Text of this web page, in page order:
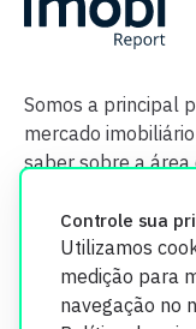
Controle sua
Utilizamos
medição para
navegação no
Somos a principal
mercado
saber sobre a